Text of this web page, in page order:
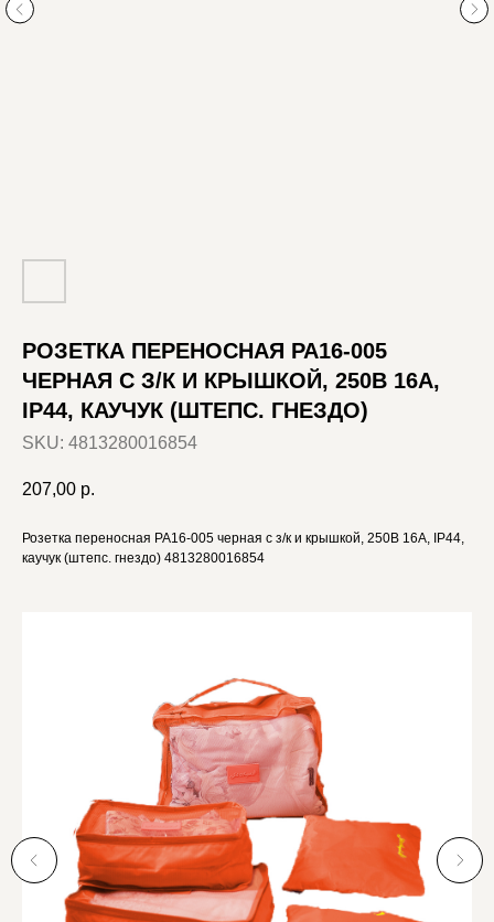
РОЗЕТКА ПЕРЕНОСНАЯ РА16-005
ЧЕРНАЯ С З/К И КРЫШКОЙ, 250В 16А,
IP44, КАУЧУК (ШТЕПС. ГНЕЗДО)
SKU: 4813280016854
207,00 р.
Розетка переносная РА16-005 черная с з/к и крышкой, 250В 16А, IP44,
каучук (штепс. гнездо) 4813280016854